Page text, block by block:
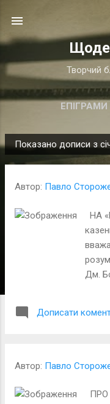
Творчий
ЕПІГРАМИ
П
у
Показано дописи з
Автор: Павло
НА
Дм.
Дописати
Автор: Павло